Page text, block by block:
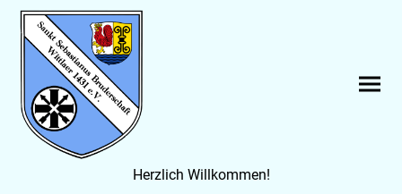
Herzlich Willkommen!